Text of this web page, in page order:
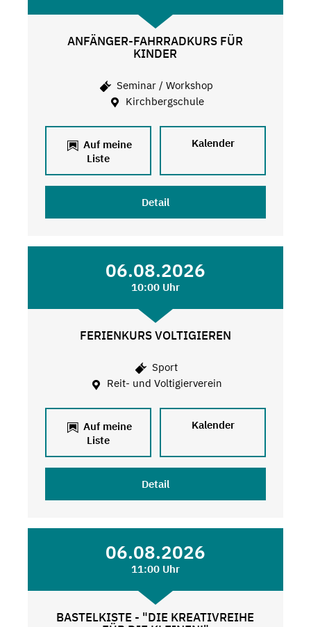
ANFÄNGER-FAHRRADKURS FÜR
KINDER
Seminar / Workshop
Kirchbergschule
Auf meine
Liste
Kalender
Detail
06.08.2026
10:00 Uhr
FERIENKURS VOLTIGIEREN
Sport
Reit- und Voltigierverein
Auf meine
Liste
Kalender
Detail
06.08.2026
11:00 Uhr
BASTELKISTE - "DIE KREATIVREIHE